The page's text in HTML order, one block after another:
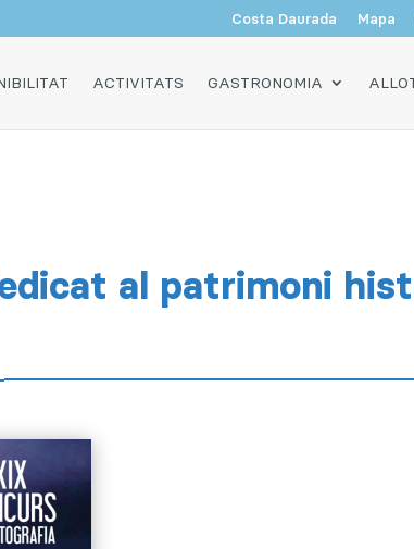
Costa Daurada Mapa
ACTIVITATS GASTRONOMIA
al patrimoni